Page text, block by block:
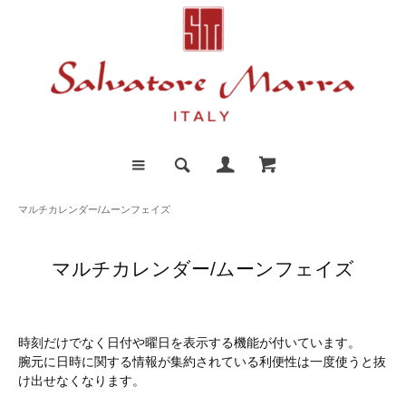
マルチカレンダー/ムーンフェイズ
マルチカレンダー/ムーンフェイズ
時刻だけでなく日付や曜日を表示する機能が付いています。
腕元に日時に関する情報が集約されている利便性は一度使うと抜
け出せなくなります。